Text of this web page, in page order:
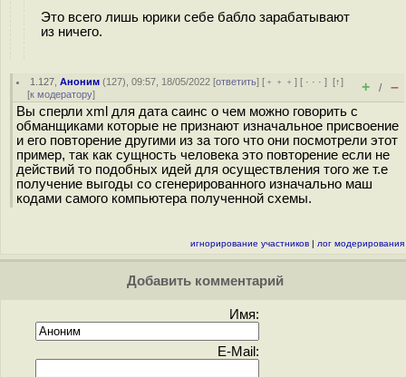
Это всего лишь юрики себе бабло зарабатывают
из ничего.
1.127 ,Аноним (127), 09:57, 18/05/2022 [ответить] [ ﹢﹢﹢] [ · · ·][↑]
[к модератору] + / –
Вы сперли xml для дата саинс о чем можно говорить с
обманщиками которые не признают изначальное присвоение
и его повторение другими из за того что они посмотрели этот
пример, так как сущность человека это повторение если не
действий то подобных идей для осуществления того же т.е
получение выгоды со сгенерированного изначально маш
кодами самого компьютера полученной схемы.
игнорирование участников | лог модерирования
Добавить комментарий
Имя:
E-Mail: